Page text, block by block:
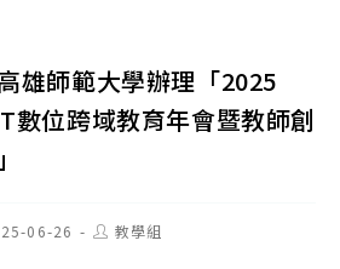
雄師範大學辦理「2025
數位跨域教育年會暨教師創
06-26
Post教學組